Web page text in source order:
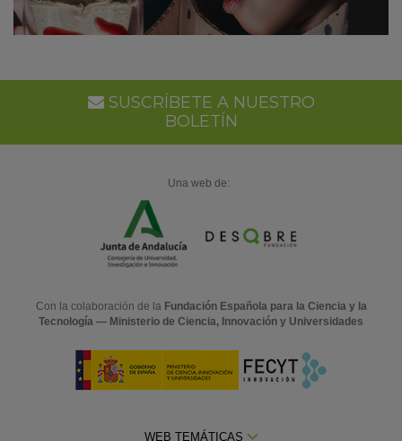
SUSCRÍBETE A NUESTRO
BOLETÍN
Una web de:
Con la colaboración de la Fundación Española para la Ciencia y la
Tecnología — Ministerio de Ciencia, Innovación y Universidades
WEB TEMÁTICAS